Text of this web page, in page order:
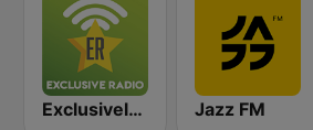
Exclusively Ed Sheeran Jazz FM